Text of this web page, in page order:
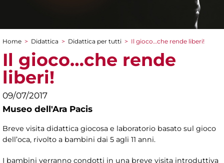
Tu sei qui
Home > Didattica > Didattica per tutti > Il gioco…che rende liberi!
Il gioco…che rende
liberi!
09/07/2017
Museo dell'Ara Pacis
Breve visita didattica giocosa e laboratorio basato sul gioco
dell’oca, rivolto a bambini dai 5 agli 11 anni.
I bambini verranno condotti in una breve visita introduttiva